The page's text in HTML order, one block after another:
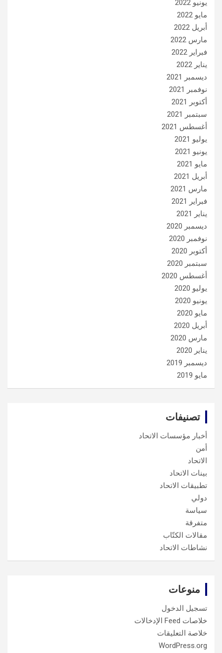
يونيو 2022
مايو 2022
أبريل 2022
مارس 2022
فبراير 2022
يناير 2022
ديسمبر 2021
نوفمبر 2021
أكتوبر 2021
سبتمبر 2021
أغسطس 2021
يوليو 2021
يونيو 2021
مايو 2021
أبريل 2021
مارس 2021
فبراير 2021
يناير 2021
ديسمبر 2020
نوفمبر 2020
أكتوبر 2020
سبتمبر 2020
أغسطس 2020
يوليو 2020
يونيو 2020
مايو 2020
أبريل 2020
مارس 2020
يناير 2020
ديسمبر 2019
مايو 2019
تصنيفات
أخبار مؤسسات الاتحاد
أمن
الاتحاد
بينات الاتحاد
تطبيقات الاتحاد
دولي
سياسة
متفرقة
مقالات الكتّاب
نشاطات الاتحاد
منوعات
تسجيل الدخول
خلاصات Feed الإدخالات
خلاصة التعليقات
WordPress.org